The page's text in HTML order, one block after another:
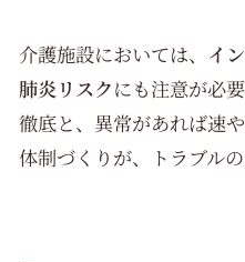
介護施設においては、 イ
肺炎リスクにも注意が必
徹底と、異常があれば速
体制づくりが、トラブル